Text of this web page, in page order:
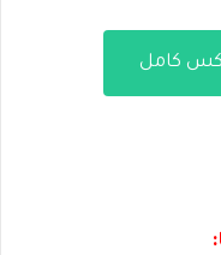
كامل